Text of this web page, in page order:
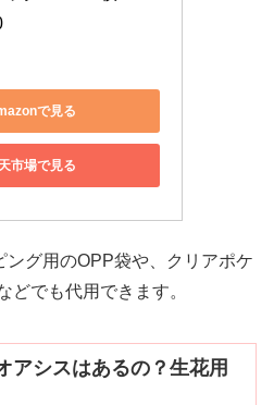
で見る
市場で見る
グ用のOPP袋や、クリアポケ
どでも代用できます。
アシスはあるの？生花用